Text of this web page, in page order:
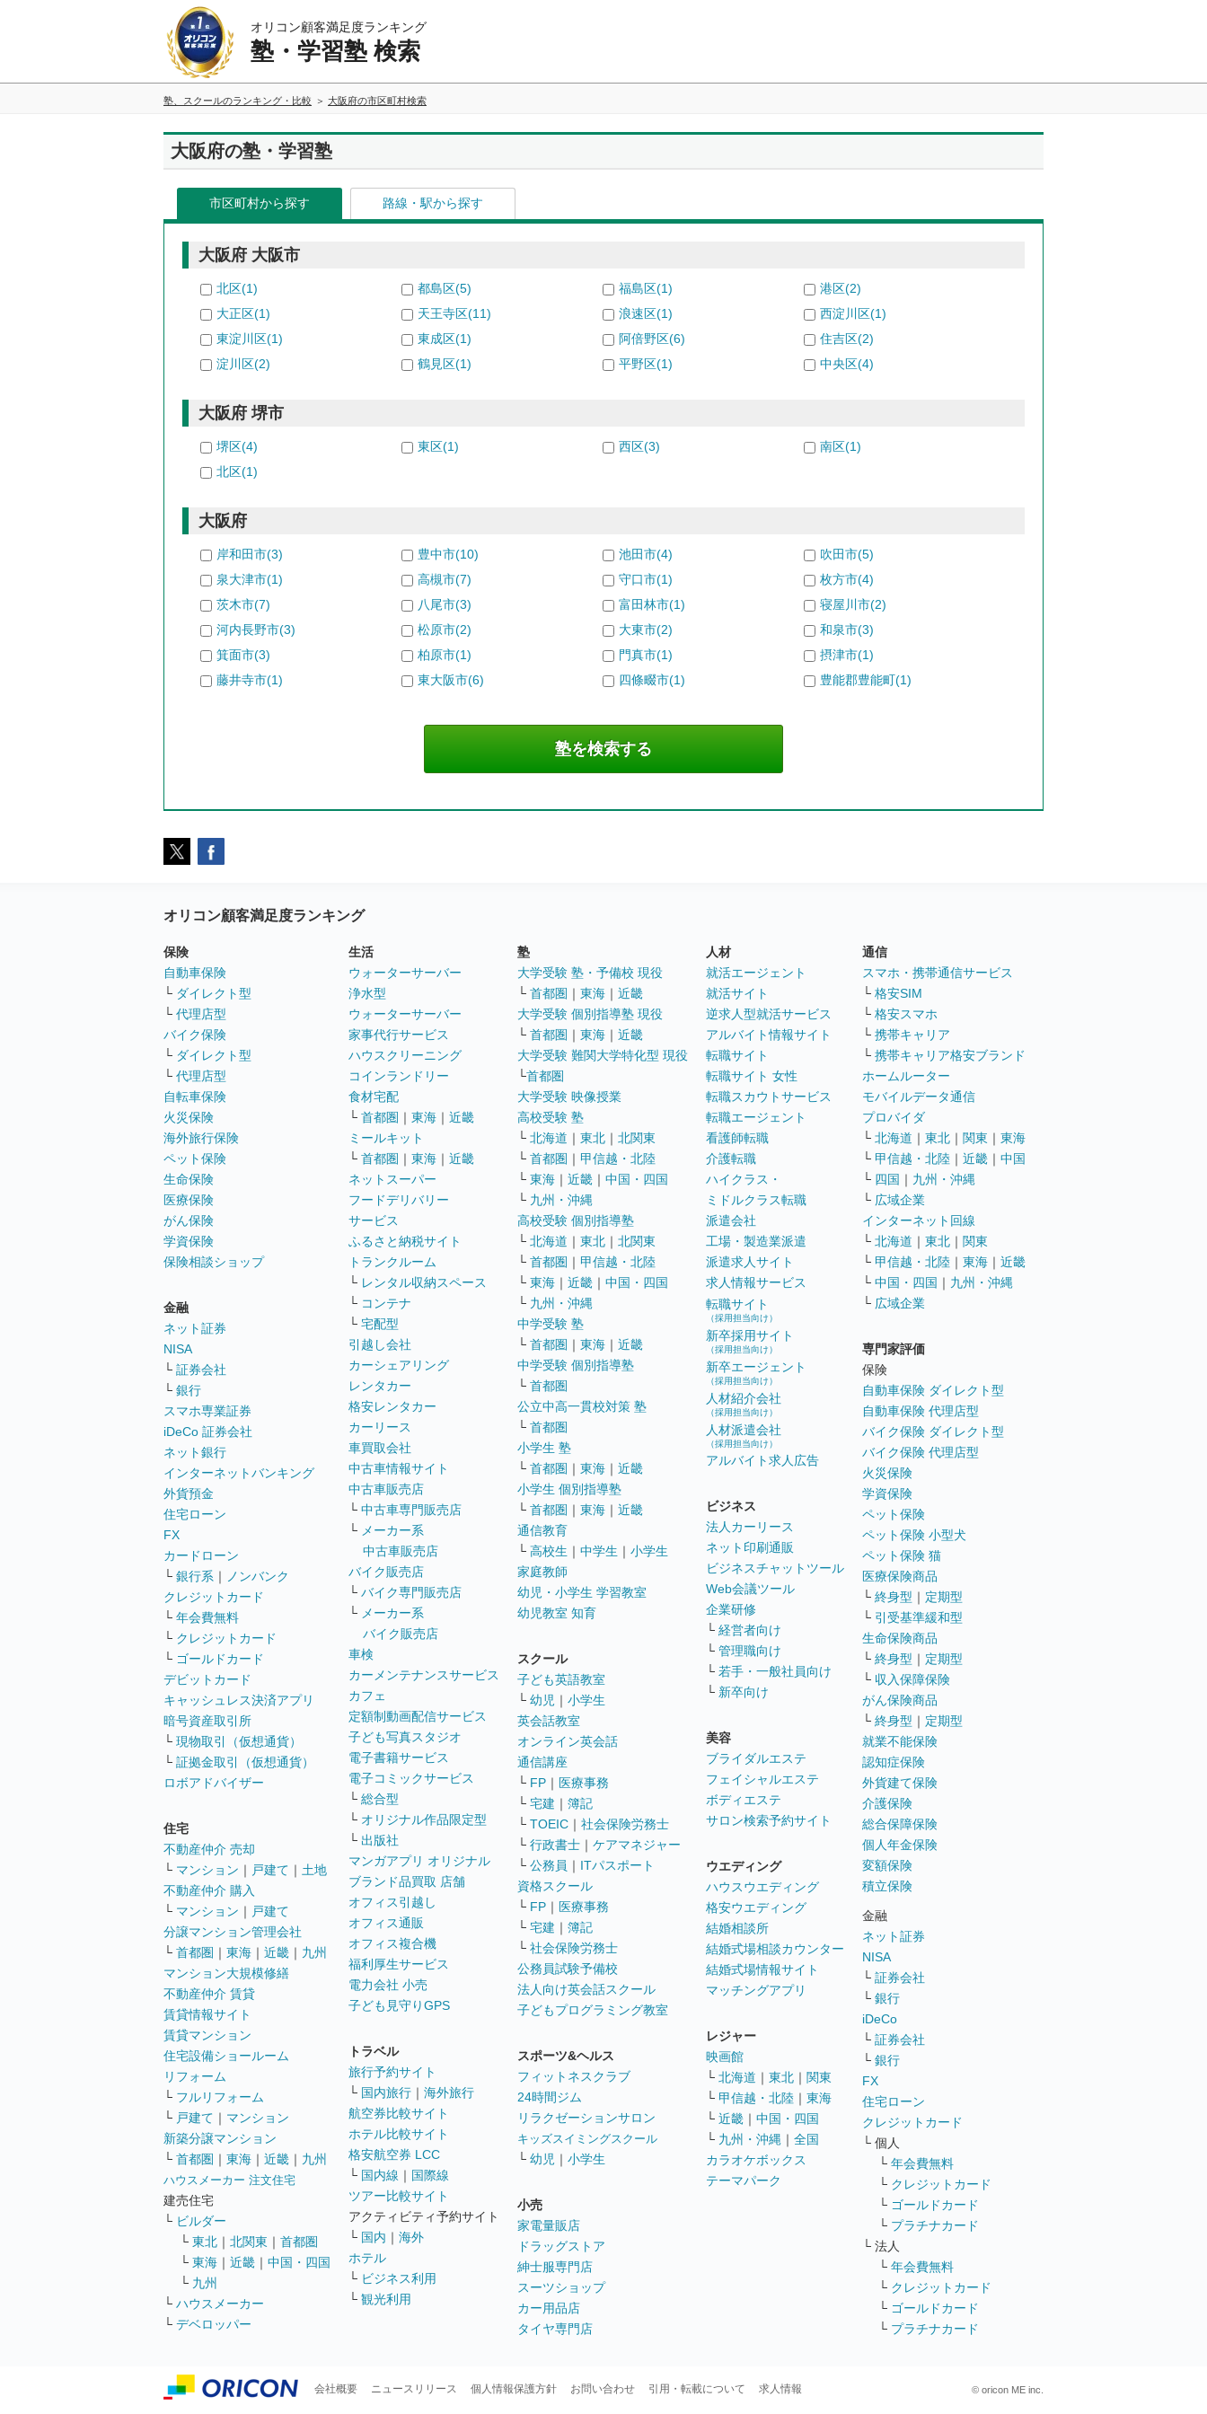
オリコン顧客満足度ランキング
塾・学習塾 検索
塾、スクールのランキング・比較 大阪府の市区町村検索
大阪府の塾・学習塾
市区町村から探す 路線・駅から探す
大阪府 大阪市
北区(1) 都島区(5) 福島区(1)
港区(2)
大正区(1)
天王寺区(11) 浪速区(1)
西淀川区(1)
東淀川区(1)
東成区(1) 阿倍野区(6)
住吉区(2)
淀川区(2)
鶴見区(1) 平野区(1) 中央区(4)
大阪府 堺市
堺区(4) 東区(1) 西区(3)
南区(1)
北区(1)
大阪府
岸和田市(3) 豊中市(10) 池田市(4)
吹田市(5)
泉大津市(1)
高槻市(7) 守口市(1)
枚方市(4)
茨木市(7)
八尾市(3) 富田林市(1)
寝屋川市(2)
河内長野市(3)
松原市(2) 大東市(2)
和泉市(3)
箕面市(3)
柏原市(1) 門真市(1)
摂津市(1)
藤井寺市(1)
東大阪市(6) 四條畷市(1) 豊能郡豊能町(1)
オリコン顧客満足度ランキング
保険
自動車保険
└ ダイレクト型
└ 代理店型
バイク保険
└ ダイレクト型
└ 代理店型
自転車保険
火災保険
海外旅行保険
ペット保険
生命保険
医療保険
がん保険
学資保険
保険相談ショップ
金融
ネット証券
NISA
└ 証券会社
└ 銀行
スマホ専業証券
iDeCo 証券会社
ネット銀行
インターネットバンキング
外貨預金
住宅ローン
FX
カードローン
└ 銀行系 ｜
ノンバンク
クレジットカード
└ 年会費無料
└ クレジットカード
└ ゴールドカード
デビットカード
キャッシュレス決済アプリ
暗号資産取引所
└ 現物取引（仮想通貨）
└ 証拠金取引（仮想通貨）
ロボアドバイザー
住宅
不動産仲介 売却
└ マンション ｜ 戸建て ｜ 土地
不動産仲介 購入
└ マンション ｜ 戸建て
分譲マンション管理会社
└ 首都圏 ｜ 東海 ｜ 近畿 ｜ 九州
マンション大規模修繕
不動産仲介 賃貸
賃貸情報サイト
賃貸マンション
住宅設備ショールーム
リフォーム
└ フルリフォーム
└ 戸建て ｜ マンション
新築分譲マンション
└ 首都圏 ｜ 東海 ｜ 近畿 ｜ 九州
ハウスメーカー 注文住宅
建売住宅
└ ビルダー
└ 東北 ｜ 北関東 ｜ 首都圏
└ 東海 ｜ 近畿 ｜ 中国・四国
└ 九州
└ ハウスメーカー
└ デベロッパー
生活
ウォーターサーバー
浄水型
ウォーターサーバー
家事代行サービス
ハウスクリーニング
コインランドリー
食材宅配
└ 首都圏 ｜ 東海 ｜ 近畿
ミールキット
└ 首都圏 ｜ 東海 ｜ 近畿
ネットスーパー
フードデリバリー
サービス
ふるさと納税サイト
トランクルーム
└ レンタル収納スペース
└ コンテナ
└ 宅配型
引越し会社
カーシェアリング
レンタカー
格安レンタカー
カーリース
車買取会社
中古車情報サイト
中古車販売店
└ 中古車専門販売店
└ メーカー系
中古車販売店
バイク販売店
└ バイク専門販売店
└ メーカー系
バイク販売店
車検
カーメンテナンスサービス
カフェ
定額制動画配信サービス
子ども写真スタジオ
電子書籍サービス
電子コミックサービス
└ 総合型
└ オリジナル作品限定型
└ 出版社
マンガアプリ オリジナル
ブランド品買取 店舗
オフィス引越し
オフィス通販
オフィス複合機
福利厚生サービス
電力会社 小売
子ども見守りGPS
トラベル
旅行予約サイト
└ 国内旅行 ｜ 海外旅行
航空券比較サイト
ホテル比較サイト
格安航空券 LCC
└ 国内線 ｜ 国際線
ツアー比較サイト
アクティビティ予約サイト
└ 国内 ｜ 海外
ホテル
└ ビジネス利用
└ 観光利用
塾
大学受験 塾・予備校 現役
└ 首都圏 ｜ 東海 ｜ 近畿
大学受験 個別指導塾 現役
└ 首都圏 ｜ 東海 ｜ 近畿
大学受験 難関大学特化型 現役
└首都圏
大学受験 映像授業
高校受験 塾
└ 北海道 ｜ 東北 ｜ 北関東
└ 首都圏 ｜ 甲信越・北陸
└ 東海 ｜ 近畿 ｜ 中国・四国
└ 九州・沖縄
高校受験 個別指導塾
└ 北海道 ｜ 東北 ｜ 北関東
└ 首都圏 ｜ 甲信越・北陸
└ 東海 ｜ 近畿 ｜ 中国・四国
└ 九州・沖縄
中学受験 塾
└ 首都圏 ｜ 東海 ｜ 近畿
中学受験 個別指導塾
└ 首都圏
公立中高一貫校対策 塾
└ 首都圏
小学生 塾
└ 首都圏 ｜ 東海 ｜ 近畿
小学生 個別指導塾
└ 首都圏 ｜ 東海 ｜ 近畿
通信教育
└ 高校生 ｜ 中学生 ｜ 小学生
家庭教師
幼児・小学生 学習教室
幼児教室 知育
スクール
子ども英語教室
└ 幼児 ｜ 小学生
英会話教室
オンライン英会話
通信講座
└ FP ｜ 医療事務
└ 宅建 ｜ 簿記
└ TOEIC ｜ 社会保険労務士
└ 行政書士 ｜ ケアマネジャー
└ 公務員 ｜ ITパスポート
資格スクール
└ FP ｜ 医療事務
└ 宅建 ｜ 簿記
└ 社会保険労務士
公務員試験予備校
法人向け英会話スクール
子どもプログラミング教室
スポーツ&ヘルス
フィットネスクラブ
24時間ジム
リラクゼーションサロン
キッズスイミングスクール
└ 幼児 ｜ 小学生
小売
家電量販店
ドラッグストア
紳士服専門店
スーツショップ
カー用品店
タイヤ専門店
人材
就活エージェント
就活サイト
逆求人型就活サービス
アルバイト情報サイト
転職サイト
転職サイト 女性
転職スカウトサービス
転職エージェント
看護師転職
介護転職
ハイクラス・
ミドルクラス転職
派遣会社
工場・製造業派遣
派遣求人サイト
求人情報サービス
転職サイト
（採用担当向け）
新卒採用サイト
（採用担当向け）
新卒エージェント
（採用担当向け）
人材紹介会社
（採用担当向け）
人材派遣会社
（採用担当向け）
アルバイト求人広告
ビジネス
法人カーリース
ネット印刷通販
ビジネスチャットツール
Web会議ツール
企業研修
└ 経営者向け
└ 管理職向け
└ 若手・一般社員向け
└ 新卒向け
美容
ブライダルエステ
フェイシャルエステ
ボディエステ
サロン検索予約サイト
ウエディング
ハウスウエディング
格安ウエディング
結婚相談所
結婚式場相談カウンター
結婚式場情報サイト
マッチングアプリ
レジャー
映画館
└ 北海道 ｜ 東北 ｜ 関東
└ 甲信越・北陸 ｜ 東海
└ 近畿 ｜ 中国・四国
└ 九州・沖縄 ｜ 全国
カラオケボックス
テーマパーク
通信
スマホ・携帯通信サービス
└ 格安SIM
└ 格安スマホ
└ 携帯キャリア
└ 携帯キャリア格安ブランド
ホームルーター
モバイルデータ通信
プロバイダ
└ 北海道 ｜ 東北 ｜ 関東 ｜ 東海
└ 甲信越・北陸 ｜ 近畿 ｜ 中国
└ 四国 ｜ 九州・沖縄
└ 広域企業
インターネット回線
└ 北海道 ｜ 東北 ｜ 関東
└ 甲信越・北陸 ｜ 東海 ｜ 近畿
└ 中国・四国 ｜ 九州・沖縄
└ 広域企業
専門家評価
保険
自動車保険 ダイレクト型
自動車保険 代理店型
バイク保険 ダイレクト型
バイク保険 代理店型
火災保険
学資保険
ペット保険
ペット保険 小型犬
ペット保険 猫
医療保険商品
└ 終身型 ｜ 定期型
└ 引受基準緩和型
生命保険商品
└ 終身型 ｜ 定期型
└ 収入保障保険
がん保険商品
└ 終身型 ｜ 定期型
就業不能保険
認知症保険
外貨建て保険
介護保険
総合保障保険
個人年金保険
変額保険
積立保険
金融
ネット証券
NISA
└ 証券会社
└ 銀行
iDeCo
└ 証券会社
└ 銀行
FX
住宅ローン
クレジットカード
└ 個人
└ 年会費無料
└ クレジットカード
└ ゴールドカード
└ プラチナカード
└ 法人
└ 年会費無料
└ クレジットカード
└ ゴールドカード
└ プラチナカード
会社概要 ニュースリリース 個人情報保護方針 お問い合わせ 引用・転載について 求人情報 © oricon ME inc.